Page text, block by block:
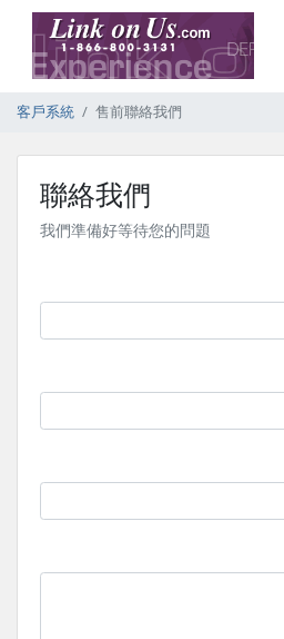
客戶系統 售前聯絡我們
聯絡我們
我們準備好等待您的問題